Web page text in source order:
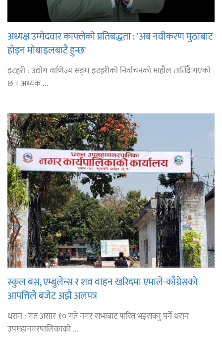
अध्यक्ष उम्मेदवार काफ्लेको प्रतिबद्धता : 'अब नवीकरण मुठाबाट
होइन मोबाइलबाटै हुन्छ'
इटहरी : उद्योग वाणिज्य सङ्घ इटहरीको निर्वाचनको माहौल तातिँदै गएको
छ । अध्यक ...
स्कुल बस, एम्बुलेन्स र शव वाहन खरिदमा एमाले-काँग्रेसको
आपत्तिले बजेट अझै अलपत्र
धरान : गत असार १० गते नगर सभाबाट पारित भइसक्नु पर्ने धरान
उपमहानगरपालिकाको ...